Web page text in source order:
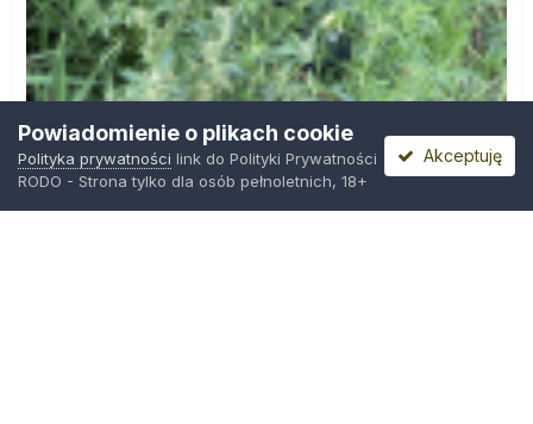
Powiadomienie o plikach cookie
Polityka prywatności link do Polityki Prywatności
RODO - Strona tylko dla osób pełnoletnich, 18+
Akceptuję